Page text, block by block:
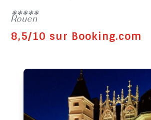
*****
Rouen
8,5/10 sur Booking.com